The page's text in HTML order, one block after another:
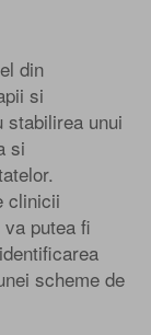
din
si
stabilirea unui
si
clinicii
putea fi
scheme de